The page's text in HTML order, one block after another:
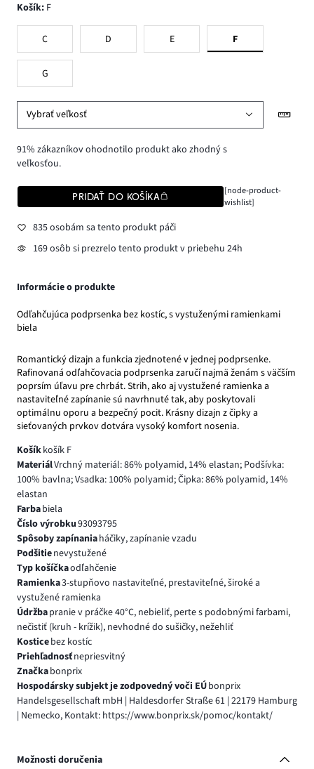
Košík: F
C D E F
G
Vybrať veľkosť
91% zákazníkov ohodnotilo produkt ako zhodný s
veľkosťou.
PRIDAŤ DO KOŠÍKA
[node-product-
wishlist]
835 osobám sa tento produkt páči
169 osôb si prezrelo tento produkt v priebehu 24h
Informácie o produkte
Odľahčujúca podprsenka bez kostíc, s vystuženými ramienkami
biela
Romantický dizajn a funkcia zjednotené v jednej podprsenke.
Rafinovaná odľahčovacia podprsenka zaručí najmä ženám s väčším
poprsím úľavu pre chrbát. Strih, ako aj vystužené ramienka a
nastaviteľné zapínanie sú navrhnuté tak, aby poskytovali
optimálnu oporu a bezpečný pocit. Krásny dizajn z čipky a
sieťovaných prvkov dotvára vysoký komfort nosenia.
Košíkkošík F
MateriálVrchný materiál: 86% polyamid, 14% elastan; Podšívka:
100% bavlna; Vsadka: 100% polyamid; Čipka: 86% polyamid, 14%
elastan
Farbabiela
Číslo výrobku93093795
Spôsoby zapínaniaháčiky, zapínanie vzadu
Podšitienevystužené
Typ košíčkaodľahčenie
Ramienka3-stupňovo nastaviteľné, prestaviteľné, široké a
vystužené ramienka
Údržbapranie v práčke 40°C, nebieliť, perte s podobnými farbami,
nečistiť (kruh - krížik), nevhodné do sušičky, nežehliť
Kosticebez kostíc
Priehľadnosťnepriesvitný
Značkabonprix
Hospodársky subjekt je zodpovedný voči EÚbonprix
Handelsgesellschaft mbH | Haldesdorfer Straße 61 | 22179 Hamburg
| Nemecko, Kontakt: https://www.bonprix.sk/pomoc/kontakt/
Možnosti doručenia